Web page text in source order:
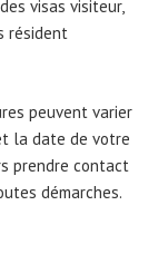
des visas visiteur,
résident
peuvent varier
la date de votre
prendre contact
démarches.